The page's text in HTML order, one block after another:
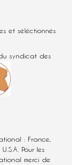
et séléctionnés
syndicat des
: France,
Pour les
merci de